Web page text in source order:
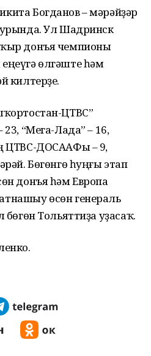
Богданов – мәрәйҙәр
Ул Шадринск
донъя чемпионы
өлгәште һәм
килтерҙе.
ЦТВС”
“Мега-Лада” – 16,
ЦТВС-ДОСААФы – 9,
Бөгөнгө һуңғы этап
донъя һәм Европа
өсөн генераль
Тольяттиҙа уҙасаҡ.